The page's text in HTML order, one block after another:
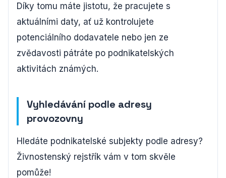
Díky tomu máte jistotu, že pracujete s
aktuálními daty, ať už kontrolujete
potenciálního dodavatele nebo jen ze
zvědavosti pátráte po podnikatelských
aktivitách známých.
Vyhledávání podle adresy
provozovny
Hledáte podnikatelské subjekty podle adresy?
Živnostenský rejstřík vám v tom skvěle
pomůže!